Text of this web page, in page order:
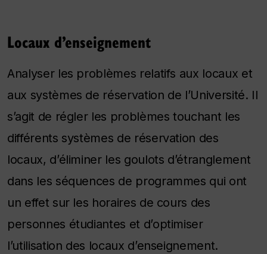
Locaux d’enseignement
Analyser les problèmes relatifs aux locaux et
aux systèmes de réservation de l’Université. Il
s’agit de régler les problèmes touchant les
différents systèmes de réservation des
locaux, d’éliminer les goulots d’étranglement
dans les séquences de programmes qui ont
un effet sur les horaires de cours des
personnes étudiantes et d’optimiser
l’utilisation des locaux d’enseignement.